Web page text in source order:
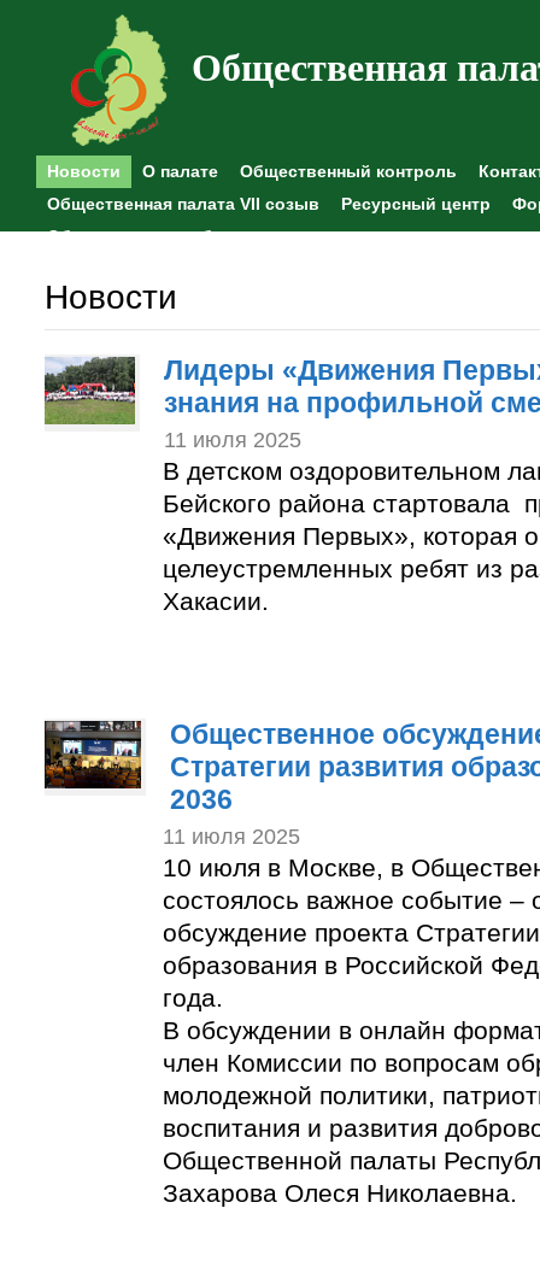
Общественная
Новости О палате Общественный контроль
Общественная палата VII созыв
Ресурсный центр
Общественные наблюдения
Новости
Лидеры «Движения
знания на профильной
11 июля 2025
В детском оздоровительном
Бейского района стартовала
«Движения Первых», которая
целеустремленных ребят из
Хакасии.
Общественное
Стратегии развития
2036
11 июля 2025
10 июля в Москве, в
состоялось важное событие –
обсуждение проекта
образования в Российской
года.
В обсуждении в онлайн
член Комиссии по вопросам
молодежной политики,
воспитания и развития
Общественной палаты
Захарова Олеся Николаевна.